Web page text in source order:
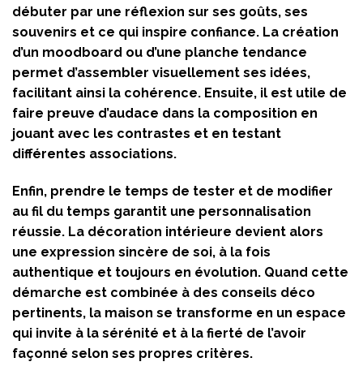
débuter par une réflexion sur ses goûts, ses
souvenirs et ce qui inspire confiance. La création
d’un moodboard ou d’une planche tendance
permet d’assembler visuellement ses idées,
facilitant ainsi la cohérence. Ensuite, il est utile de
faire preuve d’audace dans la composition en
jouant avec les contrastes et en testant
différentes associations.
Enfin, prendre le temps de tester et de modifier
au fil du temps garantit une personnalisation
réussie. La décoration intérieure devient alors
une expression sincère de soi, à la fois
authentique et toujours en évolution. Quand cette
démarche est combinée à des conseils déco
pertinents, la maison se transforme en un espace
qui invite à la sérénité et à la fierté de l’avoir
façonné selon ses propres critères.